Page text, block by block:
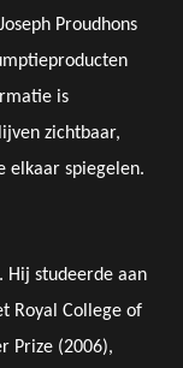
Proudhons
is
zichtbaar,
elkaar spiegelen.
Hij studeerde aan
Royal College of
Prize (2006),